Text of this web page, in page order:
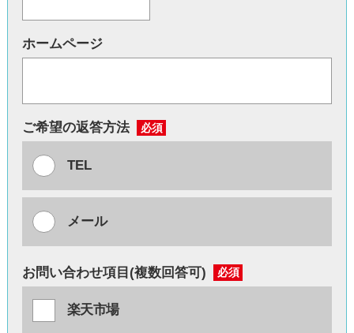
ホームページ
ご希望の返答方法 必須
TEL
メール
お問い合わせ項目(複数回答可) 必須
楽天市場